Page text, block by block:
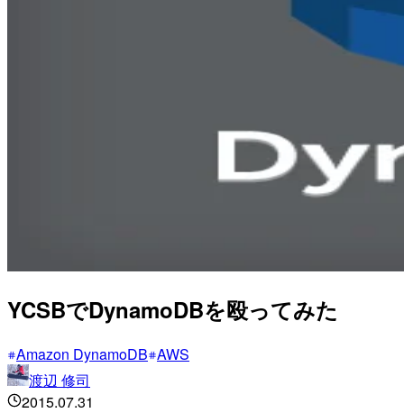
YCSBでDynamoDBを殴ってみた
Amazon DynamoDB AWS
渡辺 修司
2015.07.31